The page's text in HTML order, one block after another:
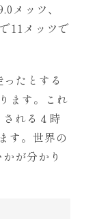
メッツ、
11メッツで
たとする
ます。これ
れる４時
す。世界の
が分かり